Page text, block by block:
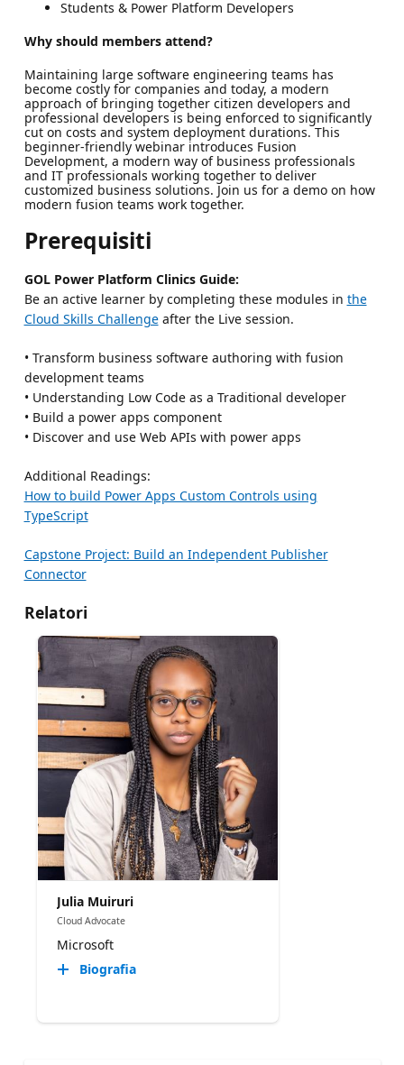
Students & Power Platform Developers
Why should members attend?
Maintaining large software engineering teams has
become costly for companies and today, a modern
approach of bringing together citizen developers and
professional developers is being enforced to significantly
cut on costs and system deployment durations. This
beginner-friendly webinar introduces Fusion
Development, a modern way of business professionals
and IT professionals working together to deliver
customized business solutions. Join us for a demo on how
modern fusion teams work together.
Prerequisiti
GOL Power Platform Clinics Guide:
Be an active learner by completing these modules in the
Cloud Skills Challengeafter the Live session.
• Transform business software authoring with fusion
development teams
• Understanding Low Code as a Traditional developer
• Build a power apps component
• Discover and use Web APIs with power apps
Additional Readings:
How to build Power Apps Custom Controls using
TypeScript
Capstone Project: Build an Independent Publisher
Connector
Relatori
Julia Muiruri
Cloud Advocate
Microsoft
Biografia